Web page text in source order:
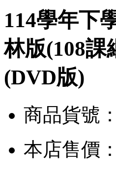
114學年下
林版(108課
(DVD版)
商品貨號
本店售價：